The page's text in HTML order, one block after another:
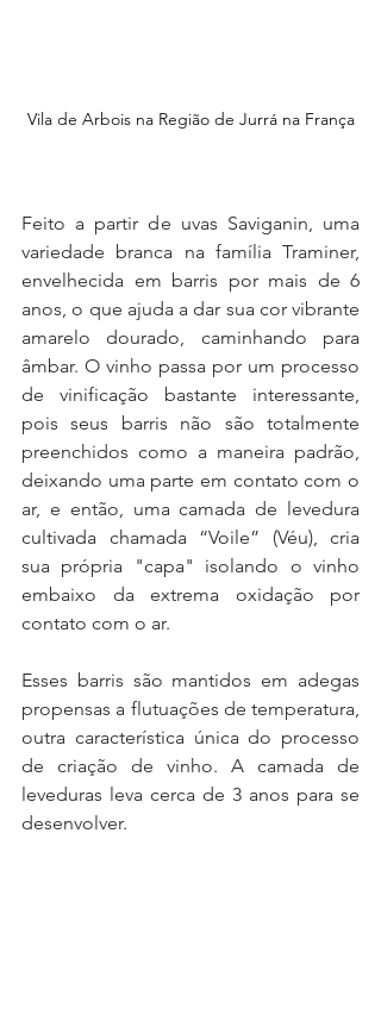
Vila de Arbois na Região de Jurrá na França
Feito a partir de uvas Saviganin, uma
variedade branca na família Traminer,
envelhecida em barris por mais de 6
anos, o que ajuda a dar sua cor vibrante
amarelo dourado, caminhando para
âmbar. O vinho passa por um processo
de vinificação bastante interessante,
pois seus barris não são totalmente
preenchidos como a maneira padrão,
deixando uma parte em contato com o
ar, e então, uma camada de levedura
cultivada chamada “Voile” (Véu), cria
sua própria "capa" isolando o vinho
embaixo da extrema oxidação por
contato com o ar.
Esses barris são mantidos em adegas
propensas a flutuações de temperatura,
outra característica única do processo
de criação de vinho. A camada de
leveduras leva cerca de 3 anos para se
desenvolver.